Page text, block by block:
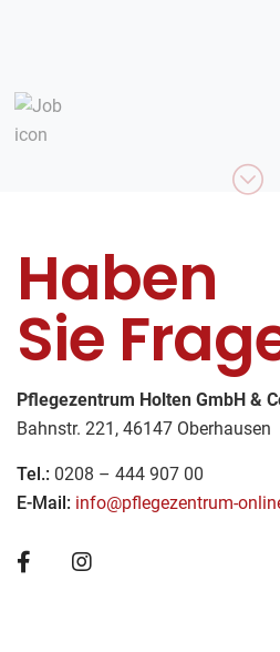
Haben
Sie
Pflegezentrum Holten GmbH &
Bahnstr. 221, 46147 Oberhausen
Tel.: 0208 – 444 907 00
E-Mail: info@pflegezentrum-